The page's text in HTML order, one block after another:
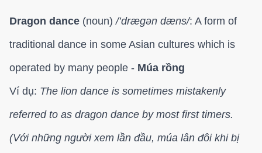
Dragon dance (noun)/’dræɡən dæns/: A form of
traditional dance in some Asian cultures which is
operated by many people - Múa rồng
Ví dụ: The lion dance is sometimes mistakenly
referred to as dragon dance by most first timers.
(Với những người xem lần đầu, múa lân đôi khi bị